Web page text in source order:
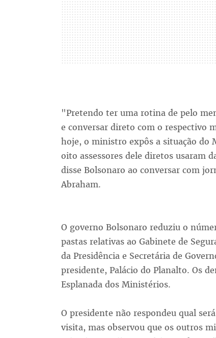
"Pretendo ter uma rotina de pelo
e conversar direto com o respectivo
hoje, o ministro expôs a situação do
oito assessores dele diretos usaram
disse Bolsonaro ao conversar com
Abraham.
O governo Bolsonaro reduziu o
pastas relativas ao Gabinete de
da Presidência e Secretária de
presidente, Palácio do Planalto. Os
Esplanada dos Ministérios.
O presidente não respondeu qual
visita, mas observou que os outros